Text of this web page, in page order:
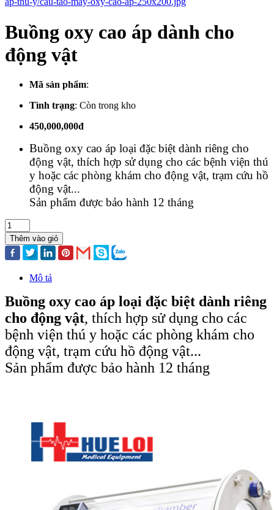
Buồng oxy cao áp dành cho
động vật
Mã sản phẩm:
Tình trạng: Còn trong kho
450,000,000đ
Buồng oxy cao áp loại đặc biệt dành riêng cho
động vật, thích hợp sử dụng cho các bệnh viện thú
y hoặc các phòng khám cho động vật, trạm cứu hồ
động vật...
Sản phẩm được bảo hành 12 tháng
Thêm vào giỏ
Mô tả
Buồng oxy cao áp loại đặc biệt dành riêng
cho động vật, thích hợp sử dụng cho các
bệnh viện thú y hoặc các phòng khám cho
động vật, trạm cứu hồ động vật...
Sản phẩm được bảo hành 12 tháng